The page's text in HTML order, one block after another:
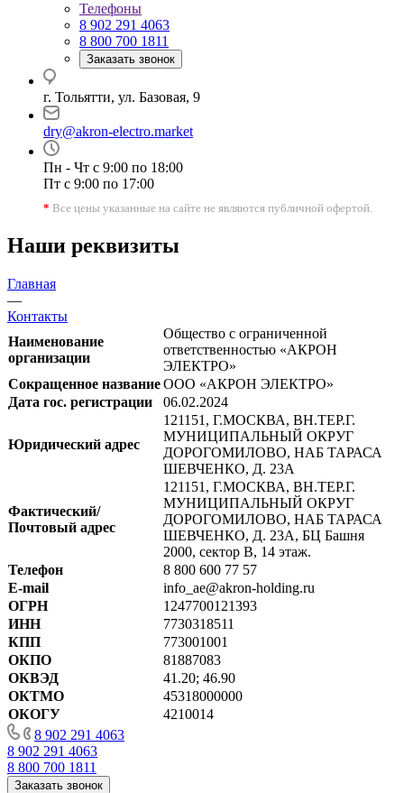
Телефоны
8 902 291 4063
8 800 700 1811
Заказать звонок
г. Тольятти, ул. Базовая, 9
dry@akron-electro.market
Пн - Чт с 9:00 по 18:00
Пт с 9:00 по 17:00
* Все цены указанные на сайте не являются публичной офертой.
Наши реквизиты
Главная
—
Контакты
Наименование
организации
Общество с ограниченной
ответственностью «АКРОН
ЭЛЕКТРО»
Сокращенное названиеООО «АКРОН ЭЛЕКТРО»
Дата гос. регистрации
06.02.2024
Юридический адрес
121151, Г.МОСКВА, ВН.ТЕР.Г.
МУНИЦИПАЛЬНЫЙ ОКРУГ
ДОРОГОМИЛОВО, НАБ ТАРАСА
ШЕВЧЕНКО, Д. 23А
Фактический/
Почтовый адрес
121151, Г.МОСКВА, ВН.ТЕР.Г.
МУНИЦИПАЛЬНЫЙ ОКРУГ
ДОРОГОМИЛОВО, НАБ ТАРАСА
ШЕВЧЕНКО, Д. 23А, БЦ Башня
2000, сектор В, 14 этаж.
Телефон
8 800 600 77 57
E-mail
info_ae@akron-holding.ru
ОГРН
1247700121393
ИНН
7730318511
КПП
773001001
ОКПО
81887083
ОКВЭД
41.20; 46.90
ОКТМО
45318000000
ОКОГУ
4210014
8 902 291 4063
8 902 291 4063
8 800 700 1811
Заказать звонок